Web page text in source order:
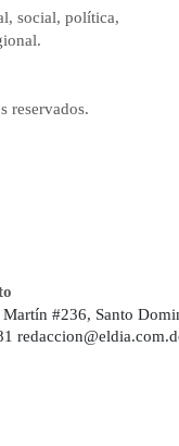
social, política,
reservados.
Martín #236, Santo